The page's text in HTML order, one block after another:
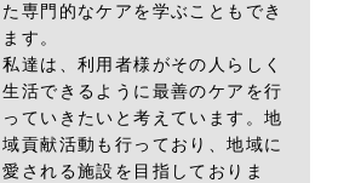
た専門的なケアを学ぶこともでき
ます。
私達は、利用者様がその人らしく
生活できるように最善のケアを行
っていきたいと考えています。地
域貢献活動も行っており、地域に
愛される施設を目指しておりま